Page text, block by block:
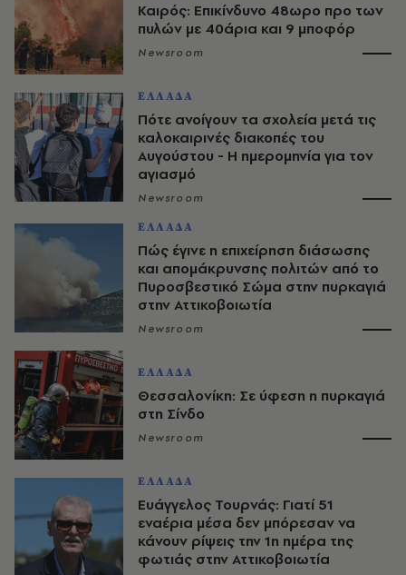
Καιρός: Επικίνδυνο 48ωρο προ των
πυλών με 40άρια και 9 μποφόρ
Newsroom
ΕΛΛΑΔΑ
Πότε ανοίγουν τα σχολεία μετά τις
καλοκαιρινές διακοπές του
Αυγούστου - Η ημερομηνία για τον
αγιασμό
Newsroom
ΕΛΛΑΔΑ
Πώς έγινε η επιχείρηση διάσωσης
και απομάκρυνσης πολιτών από το
Πυροσβεστικό Σώμα στην πυρκαγιά
στην Αττικοβοιωτία
Newsroom
ΕΛΛΑΔΑ
Θεσσαλονίκη: Σε ύφεση η πυρκαγιά
στη Σίνδο
Newsroom
ΕΛΛΑΔΑ
Ευάγγελος Τουρνάς: Γιατί 51
εναέρια μέσα δεν μπόρεσαν να
κάνουν ρίψεις την 1η ημέρα της
φωτιάς στην Αττικοβοιωτία